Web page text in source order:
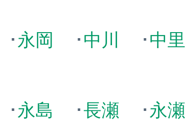
･永岡 ･中川 ･中里
･永島 ･長瀬 ･永瀬